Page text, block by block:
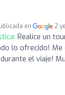
en 2
Realice un
lo ofrecido! Me
el viaje!